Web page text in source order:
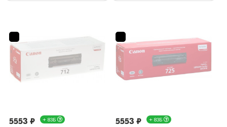
5553 ₽ + 83Б 5553 ₽ + 83Б